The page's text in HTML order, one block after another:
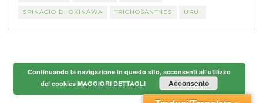
SPINACIO DI OKINAWA TRICHOSANTHES URUI
Continuando la navigazione in questo sito, acconsenti all'utilizzo
dei cookiesMAGGIORI DETTAGLI Acconsento